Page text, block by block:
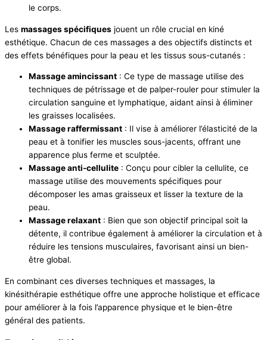
le corps.
Les massages spécifiques jouent un rôle crucial en kiné
esthétique. Chacun de ces massages a des objectifs distincts et
des effets bénéfiques pour la peau et les tissus sous-cutanés :
Massage amincissant : Ce type de massage utilise des
techniques de pétrissage et de palper-rouler pour stimuler la
circulation sanguine et lymphatique, aidant ainsi à éliminer
les graisses localisées.
Massage raffermissant : Il vise à améliorer l’élasticité de la
peau et à tonifier les muscles sous-jacents, offrant une
apparence plus ferme et sculptée.
Massage anti-cellulite : Conçu pour cibler la cellulite, ce
massage utilise des mouvements spécifiques pour
décomposer les amas graisseux et lisser la texture de la
peau.
Massage relaxant : Bien que son objectif principal soit la
détente, il contribue également à améliorer la circulation et à
réduire les tensions musculaires, favorisant ainsi un bien-
être global.
En combinant ces diverses techniques et massages, la
kinésithérapie esthétique offre une approche holistique et efficace
pour améliorer à la fois l’apparence physique et le bien-être
général des patients.